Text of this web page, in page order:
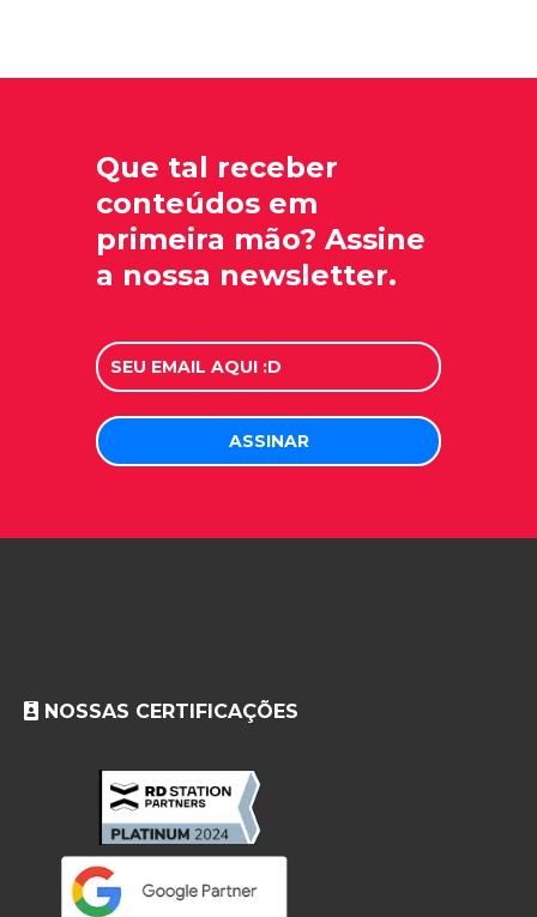
Que tal receber
conteúdos em
primeira mão? Assine
a nossa newsletter.
NOSSAS CERTIFICAÇÕES